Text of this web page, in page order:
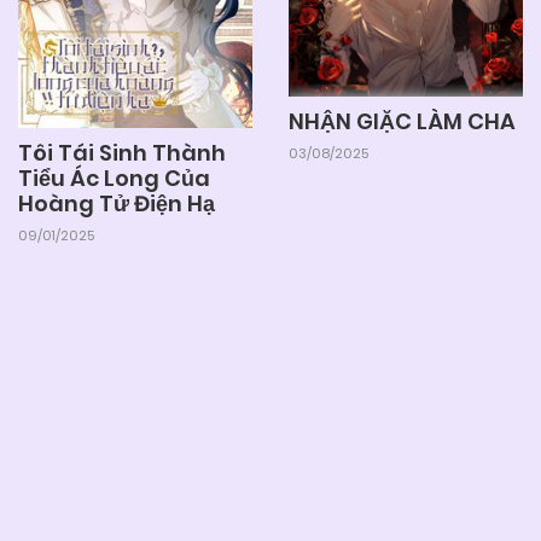
Chapter 12 25/06/2026
Chapter 11 25/06/2026
Chapter 10
Tôi Tái Sinh Thành
Tiểu Ác Long Của
Hoàng Tử Điện Hạ
09/01/2025
NHẬN GIẶC LÀM CHA
03/08/2025